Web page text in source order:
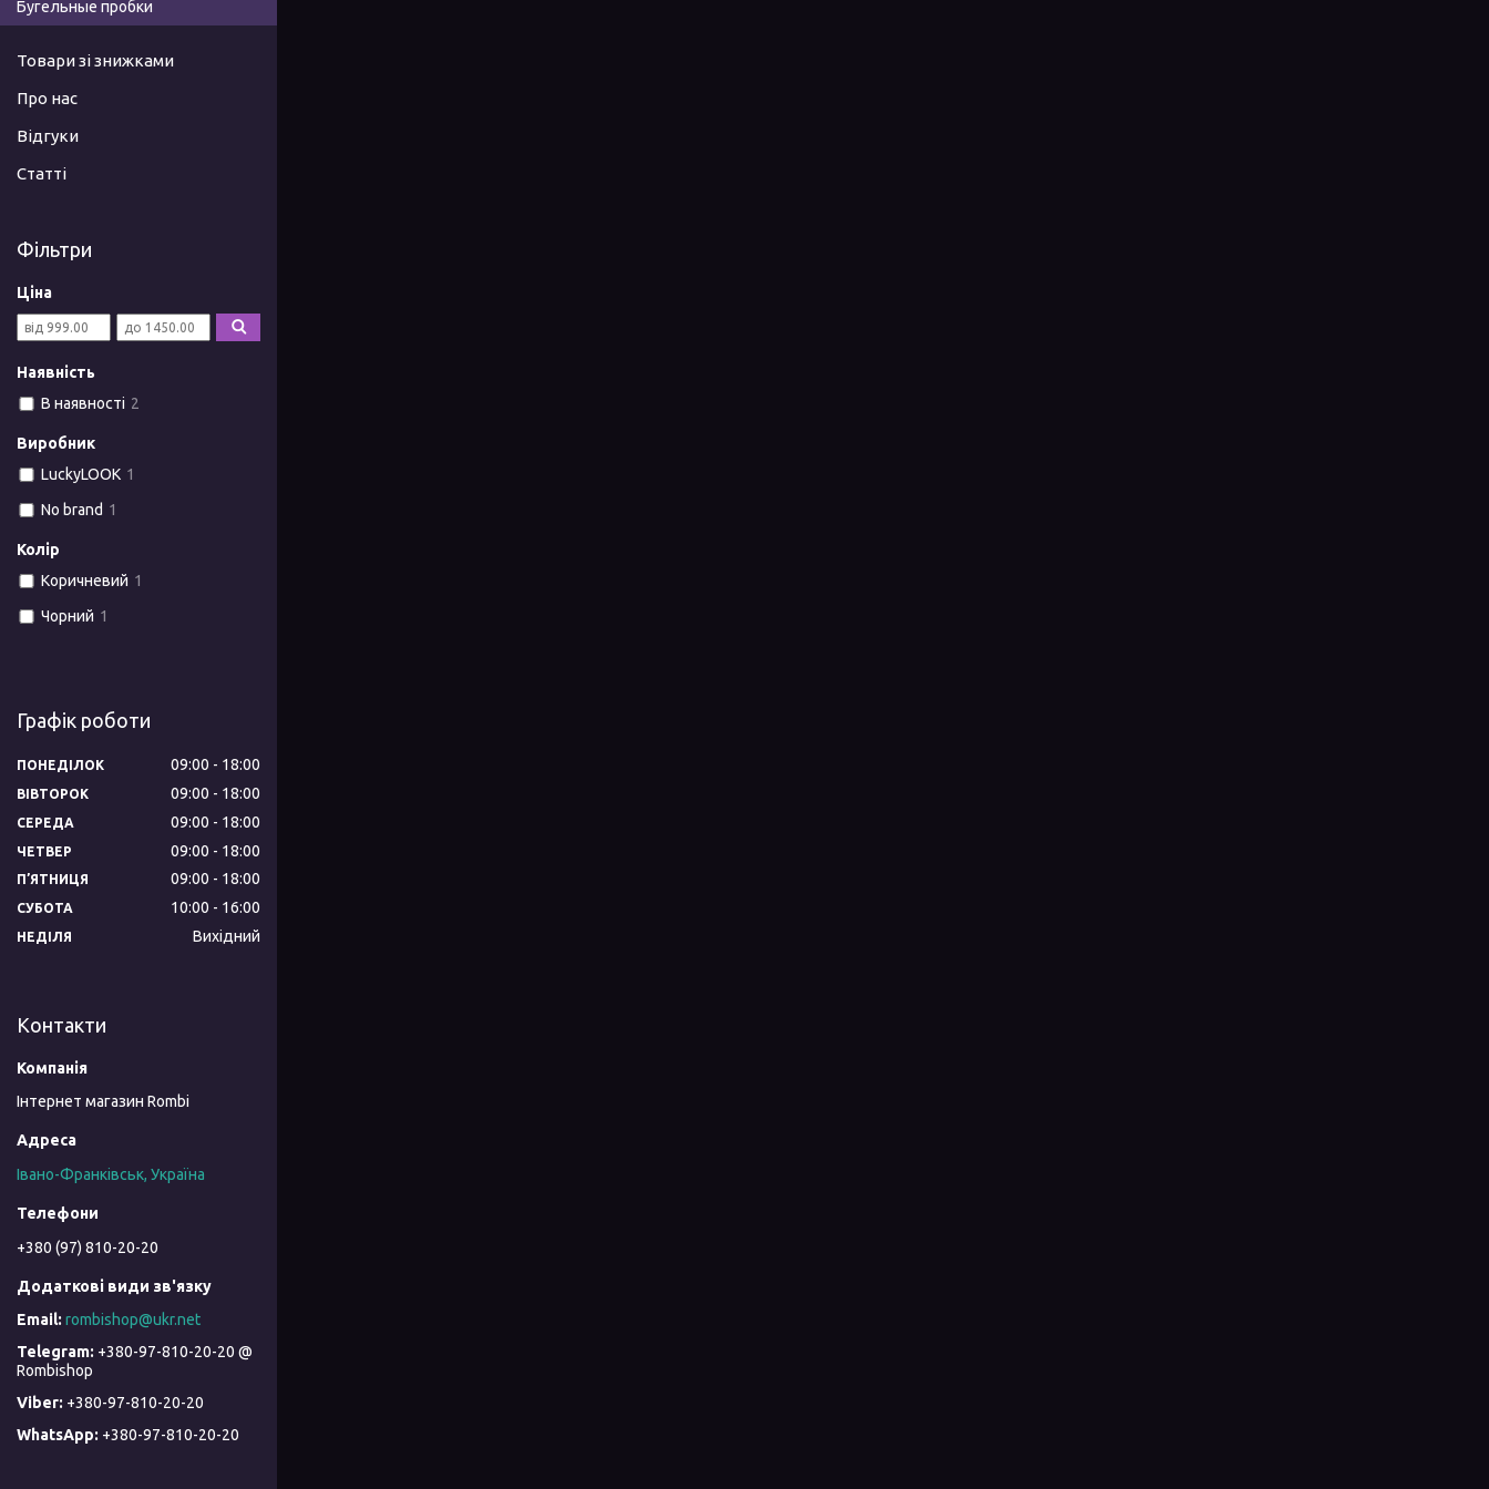
Бугельные пробки
Товари зі знижками
Про нас
Відгуки
Статті
Фільтри
Ціна
Наявність
В наявності 2
Виробник
LuckyLOOK 1
No brand 1
Колір
Коричневий 1
Чорний 1
Графік роботи
ПОНЕДІЛОК 09:00 18:00
ВІВТОРОК 09:00 18:00
СЕРЕДА 09:00 18:00
ЧЕТВЕР 09:00 18:00
ПʼЯТНИЦЯ 09:00 18:00
СУБОТА 10:00 16:00
НЕДІЛЯ Вихідний
Контакти
Інтернет магазин Rombi
Івано-Франківськ, Україна
+380 (97) 810-20-20
rombishop@ukr.net
+380-97-810-20-20 @
Rombishop
+380-97-810-20-20
+380-97-810-20-20